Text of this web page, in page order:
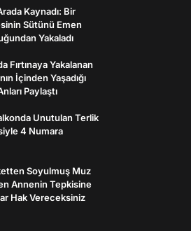
Kaynadı: Bir
Sütünü Emen
Yakaladı
Fırtınaya Yakalanan
İçinden Yaşadığı
Paylaştı
Unutulan Terlik
4 Numara
Soyulmuş Muz
Annenin Tepkisine
Hak Vereceksiniz